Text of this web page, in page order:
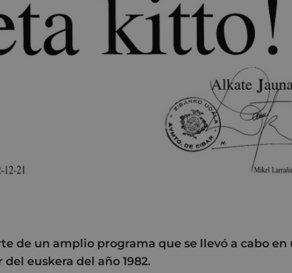
de un amplio programa que se llevó a cabo en
euskera del año 1982.